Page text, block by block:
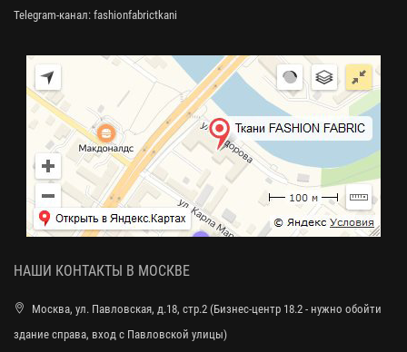
Telegram-канал: fashionfabrictkani
НАШИ КОНТАКТЫ В МОСКВЕ
Москва, ул. Павловская, д.18, стр.2 (Бизнес-центр 18.2 - нужно обойти
здание справа, вход с Павловской улицы)